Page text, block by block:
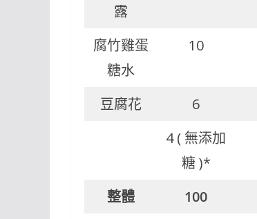
露
腐竹雞蛋
糖水
10
豆腐花 6
4 ( 無添加
糖 )*
整體 100